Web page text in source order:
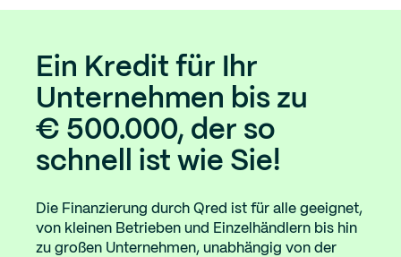
Ein Kredit für Ihr
Unternehmen bis zu
€ 500.000, der so
schnell ist wie Sie!
Die Finanzierung durch Qred ist für alle geeignet,
von kleinen Betrieben und Einzelhändlern bis hin
zu großen Unternehmen, unabhängig von der